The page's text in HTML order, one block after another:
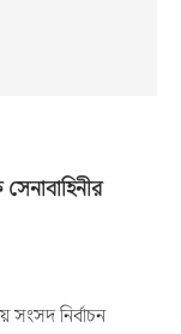
নির্বাচন